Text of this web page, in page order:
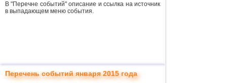
В "Перечне событий" описание и ссылка на источник
в выпадающем меню события.
Перечень событий января 2015 года